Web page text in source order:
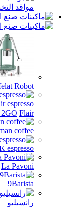
مواقد
Robot
espresso
Flair الملحقات
coffee
espresso
La Pavoni
9Barista
رانسيليو